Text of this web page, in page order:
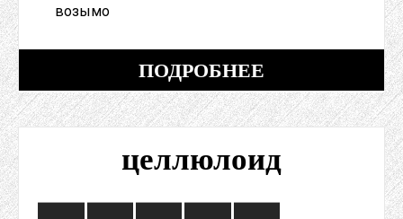
возымо
ПОДРОБНЕЕ
целлюлоид